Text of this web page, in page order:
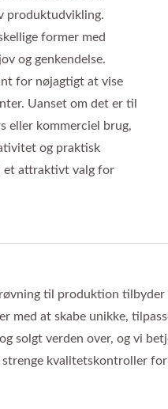
produktudvikling.
former med
og genkendelse.
for nøjagtigt at vise
Uanset om det er til
eller kommerciel brug,
og praktisk
et attraktivt valg for
til produktion
med at skabe unikke,
solgt verden over, og vi
kvalitetskontroller